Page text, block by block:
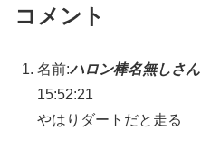
コメント
名前:ハロン棒名無しさん
15:52:21
やはりダートだと走る